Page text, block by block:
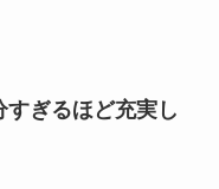
ぎるほど充実し